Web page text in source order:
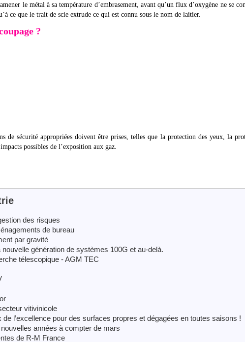
le métal à sa température d’embrasement, avant qu’un flux d’oxygène ne se
ce que le trait de scie extrude ce qui est connu sous le nom de laitier.
?
de sécurité appropriées doivent être prises, telles que la protection des yeux, la
possibles de l’exposition aux gaz.
des risques
de bureau
par gravité
génération de systèmes 100G et au-delà.
télescopique - AGM TEC
vitivinicole
l’excellence pour des surfaces propres et dégagées en toutes saisons !
années à compter de mars
de R-M France